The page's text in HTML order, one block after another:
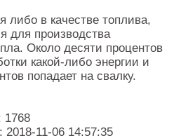
либо в качестве топлива,
для производства
Около десяти процентов
какой-либо энергии и
попадает на свалку.
1768
2018-11-06 14:57:35